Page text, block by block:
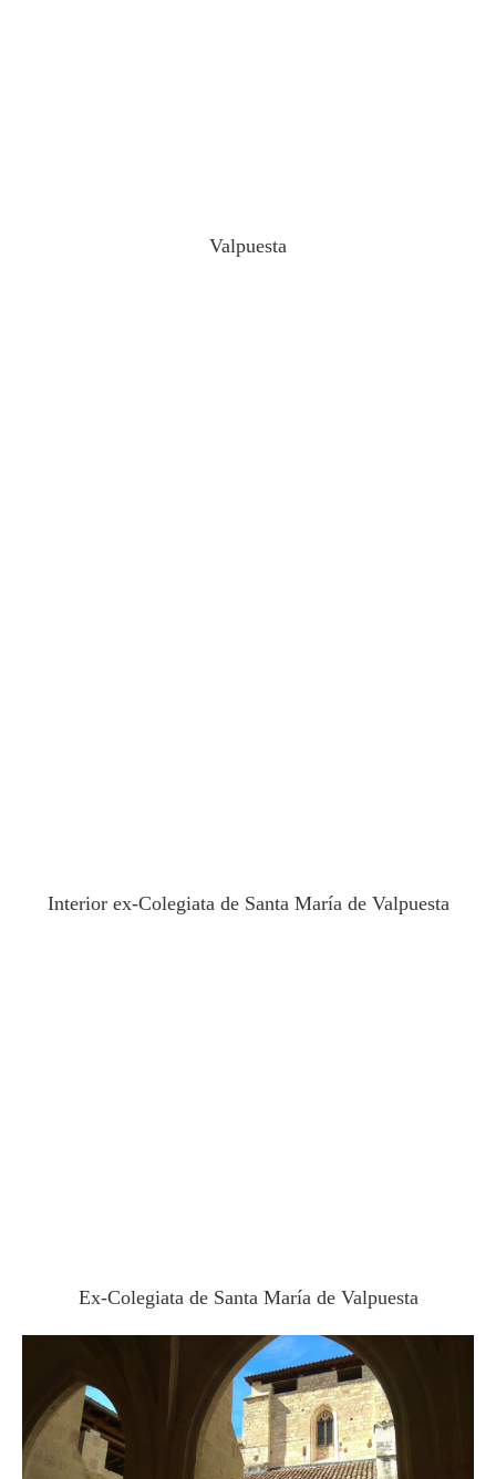
Valpuesta
Interior ex-Colegiata de Santa María de Valpuesta
Ex-Colegiata de Santa María de Valpuesta